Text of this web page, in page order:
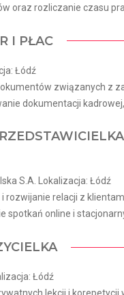
oraz rozliczanie czasu
I PŁAC
Łódź
związanych z
dokumentacji
S.A. Lokalizacja: Łódź
rozwijanie relacji z
online i
Łódź